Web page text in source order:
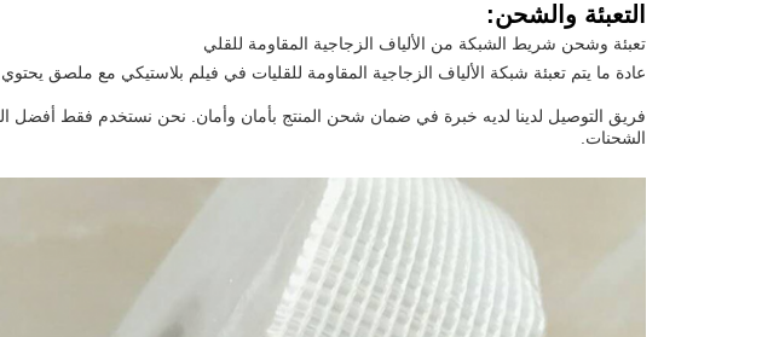
التعبئة والشحن:
تعبئة وشحن شريط الشبكة من الألياف الزجاجية المقاومة للقلي
عادة ما يتم تعبئة شبكة الألياف الزجاجية المقاومة للقليات في فيلم بلاستيكي مع ملصق
فريق التوصيل لدينا لديه خبرة في ضمان شحن المنتج بأمان وأمان. نحن نستخدم فقط أفضل
الشحنات.